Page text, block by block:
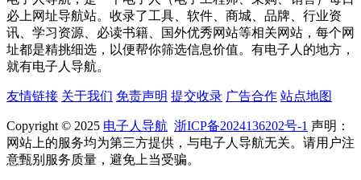
必上网址导航站。收录了工具、软件、商城、品牌、行业资
讯、学习资源、必读书籍、国外优秀网站等相关网站，每个网
址都是精挑细选，以便帮你筛选信息价值。有电子人的地方，
就有电子人导航。
友情链接 关于我们 免责声明 提交收录 广告合作 站点地图
Copyright © 2025 电子人导航 浙ICP备2024136202号-1 声明：
网站上的服务均为第三方提供，与电子人导航无关。请用户注
意甄别服务质量，避免上当受骗。